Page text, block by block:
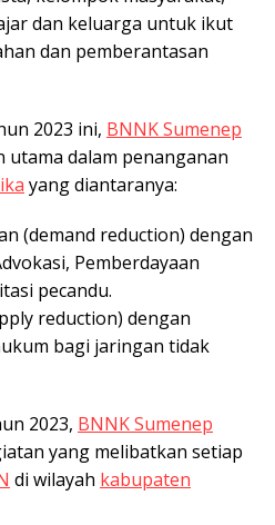
dan keluarga untuk ikut
dan pemberantasan
2023 ini, BNNK Sumenep
utama dalam penanganan
yang diantaranya:
(demand reduction) dengan
Pemberdayaan
pecandu.
reduction) dengan
bagi jaringan tidak
2023, BNNK Sumenep
yang melibatkan setiap
di wilayah kabupaten